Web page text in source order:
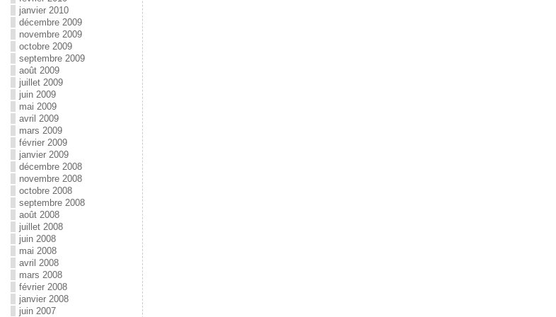
janvier 2010
décembre 2009
novembre 2009
octobre 2009
septembre 2009
août 2009
juillet 2009
juin 2009
mai 2009
avril 2009
mars 2009
février 2009
janvier 2009
décembre 2008
novembre 2008
octobre 2008
septembre 2008
août 2008
juillet 2008
juin 2008
mai 2008
avril 2008
mars 2008
février 2008
janvier 2008
juin 2007